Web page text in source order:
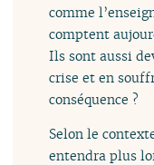
comme
comptent
Ils sont aussi
crise et en
conséquence ?
Selon le
entendra plus